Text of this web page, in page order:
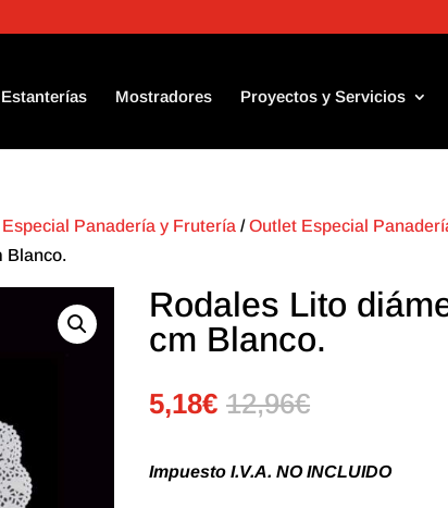
Estanterías Mostradores Proyectos y Servicios
Panadería y Frutería /Outlet Especial
Blanco.
Rodales Lito
cm Blanco.
5,18€ 12,96€
Impuesto I.V.A. NO INCLUIDO